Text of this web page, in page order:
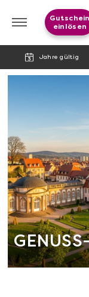
Jahre gültig
Gutschein
einlösen